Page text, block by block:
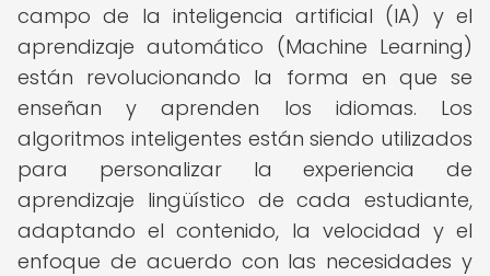
campo de la inteligencia artificial (IA) y el
aprendizaje automático (Machine Learning)
están revolucionando la forma en que se
enseñan y aprenden los idiomas. Los
algoritmos inteligentes están siendo utilizados
para personalizar la experiencia de
aprendizaje lingüístico de cada estudiante,
adaptando el contenido, la velocidad y el
enfoque de acuerdo con las necesidades y